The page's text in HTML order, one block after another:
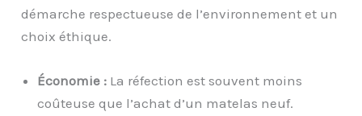
démarche respectueuse de l’environnement et un
choix éthique.
Économie : La réfection est souvent moins
coûteuse que l’achat d’un matelas neuf.